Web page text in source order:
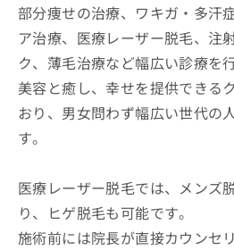
部分痩せの治療、ワキガ・多汗
ア治療、医療レーザー脱毛、注
ク、薄毛治療など幅広い診療を
美容と癒し、幸せを提供できる
おり、男女問わず幅広い世代の
す。
医療レーザー脱毛では、メンズ
り、ヒゲ脱毛も可能です。
施術前には院長が直接カウンセ